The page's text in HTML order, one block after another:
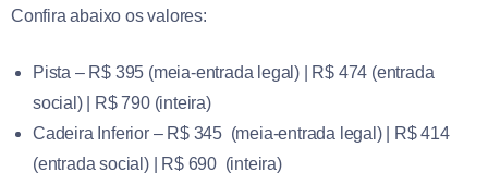
Confira abaixo os valores:
Pista – R$ 395 (meia-entrada legal) | R$ 474 (entrada
social) | R$ 790 (inteira)
Cadeira Inferior – R$ 345 (meia-entrada legal) | R$ 414
(entrada social) | R$ 690 (inteira)